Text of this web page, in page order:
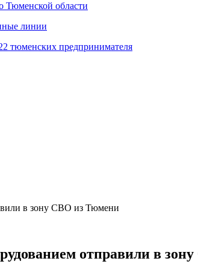
Тюменской области
линии
тюменских предпринимателя
в зону СВО из Тюмени
отправили в